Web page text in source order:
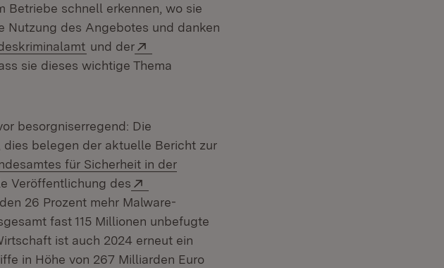
Betriebe schnell erkennen, wo sie
Nutzung des Angebotes und danken
(Öffnet in neuem Fenster)
und der
in neuem Fenster)
sie dieses wichtige Thema
besorgniserregend: Die
dies belegen der aktuelle Bericht zur
für Sicherheit in der
Veröffentlichung des
Fenster)26 Prozent mehr Malware-
fast 115 Millionen unbefugte
ist auch 2024 erneut ein
in Höhe von 267 Milliarden Euro